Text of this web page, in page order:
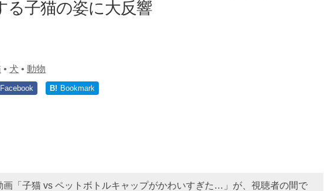
る子猫の姿に大反響
• 犬 • 動物
Facebook B! Bookmark
画「子猫 vs ペットボトルキャップがかわいすぎた…」が、視聴者の間で